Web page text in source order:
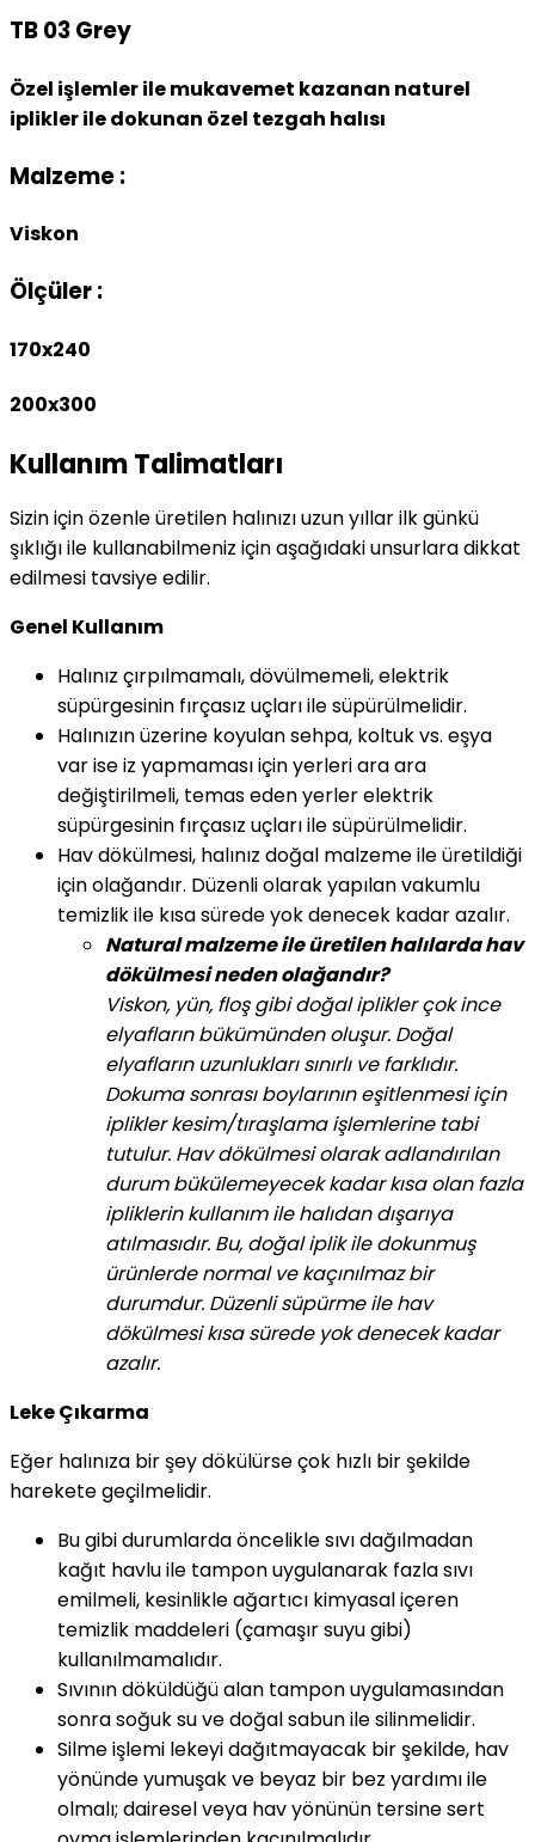
TB 03 Grey
Özel işlemler ile mukavemet kazanan naturel
iplikler ile dokunan özel tezgah halısı
Malzeme :
Viskon
Ölçüler :
170x240
200x300
Kullanım Talimatları
Sizin için özenle üretilen halınızı uzun yıllar ilk günkü
şıklığı ile kullanabilmeniz için aşağıdaki unsurlara dikkat
edilmesi tavsiye edilir.
Genel Kullanım
Halınız çırpılmamalı, dövülmemeli, elektrik
süpürgesinin fırçasız uçları ile süpürülmelidir.
Halınızın üzerine koyulan sehpa, koltuk vs. eşya
var ise iz yapmaması için yerleri ara ara
değiştirilmeli, temas eden yerler elektrik
süpürgesinin fırçasız uçları ile süpürülmelidir.
Hav dökülmesi, halınız doğal malzeme ile üretildiği
için olağandır. Düzenli olarak yapılan vakumlu
temizlik ile kısa sürede yok denecek kadar azalır.
Natural malzeme ile üretilen halılarda hav
dökülmesi neden olağandır?
Viskon, yün, floş gibi doğal iplikler çok ince
elyafların bükümünden oluşur. Doğal
elyafların uzunlukları sınırlı ve farklıdır.
Dokuma sonrası boylarının eşitlenmesi için
iplikler kesim/tıraşlama işlemlerine tabi
tutulur. Hav dökülmesi olarak adlandırılan
durum bükülemeyecek kadar kısa olan fazla
ipliklerin kullanım ile halıdan dışarıya
atılmasıdır. Bu, doğal iplik ile dokunmuş
ürünlerde normal ve kaçınılmaz bir
durumdur. Düzenli süpürme ile hav
dökülmesi kısa sürede yok denecek kadar
azalır.
Leke Çıkarma
Eğer halınıza bir şey dökülürse çok hızlı bir şekilde
harekete geçilmelidir.
Bu gibi durumlarda öncelikle sıvı dağılmadan
kağıt havlu ile tampon uygulanarak fazla sıvı
emilmeli, kesinlikle ağartıcı kimyasal içeren
temizlik maddeleri (çamaşır suyu gibi)
kullanılmamalıdır.
Sıvının döküldüğü alan tampon uygulamasından
sonra soğuk su ve doğal sabun ile silinmelidir.
Silme işlemi lekeyi dağıtmayacak bir şekilde, hav
yönünde yumuşak ve beyaz bir bez yardımı ile
olmalı; dairesel veya hav yönünün tersine sert